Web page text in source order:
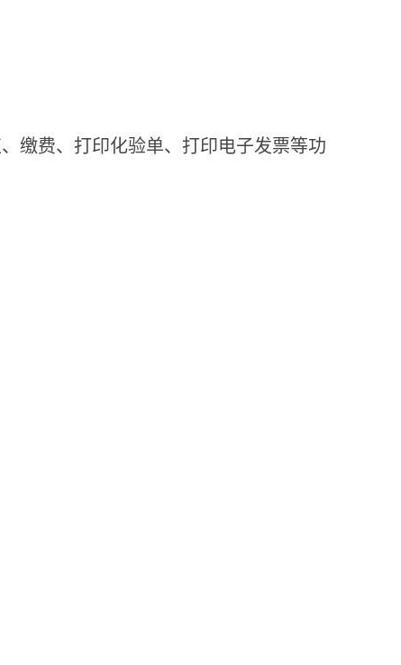
缴费、打印化验单、打印电子发票等功